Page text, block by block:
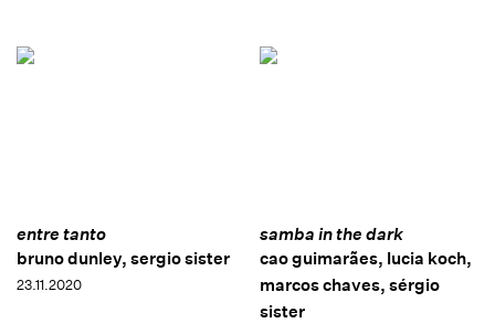
entre tanto
bruno dunley, sergio sister
23.11.2020
samba in the dark
cao guimarães, lucia koch,
marcos chaves, sérgio
sister